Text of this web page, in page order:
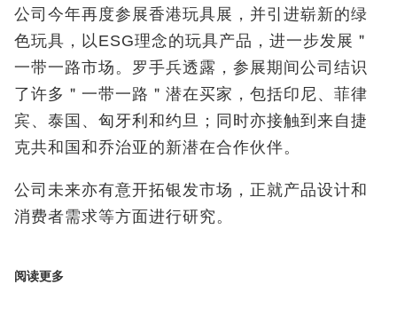
公司今年再度参展香港玩具展，并引进崭新的绿
色玩具，以ESG理念的玩具产品，进一步发展＂
一带一路市场。罗手兵透露，参展期间公司结识
了许多＂一带一路＂潜在买家，包括印尼、菲律
宾、泰国、匈牙利和约旦；同时亦接触到来自捷
克共和国和乔治亚的新潜在合作伙伴。
公司未来亦有意开拓银发市场，正就产品设计和
消费者需求等方面进行研究。
阅读更多